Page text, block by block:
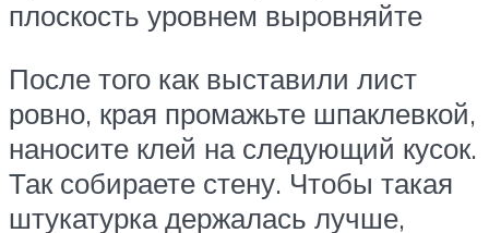
плоскость уровнем выровняйте
После того как выставили лист
ровно, края промажьте шпаклевкой,
наносите клей на следующий кусок.
Так собираете стену. Чтобы такая
штукатурка держалась лучше,